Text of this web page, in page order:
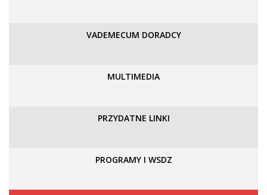
VADEMECUM DORADCY
MULTIMEDIA
PRZYDATNE LINKI
PROGRAMY I WSDZ